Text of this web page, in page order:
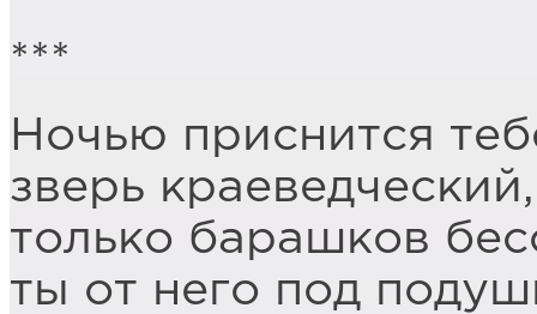
***
Ночью приснится
зверь
только барашков
ты от него под